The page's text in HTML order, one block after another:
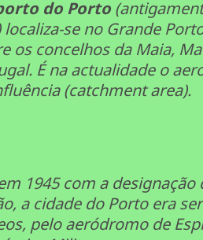
do Porto
localiza-se no Grande
os concelhos da Maia,
É na actualidade o
(catchment area).
1945 com a
a cidade do Porto era
pelo aeródromo de